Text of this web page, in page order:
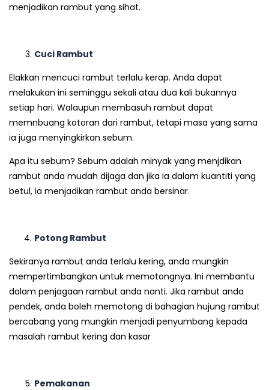
menjadikan rambut yang sihat.
Cuci Rambut
Elakkan mencuci rambut terlalu kerap. Anda dapat
melakukan ini seminggu sekali atau dua kali bukannya
setiap hari. Walaupun membasuh rambut dapat
memnbuang kotoran dari rambut, tetapi masa yang sama
ia juga menyingkirkan sebum.
Apa itu sebum? Sebum adalah minyak yang menjdikan
rambut anda mudah dijaga dan jika ia dalam kuantiti yang
betul, ia menjadikan rambut anda bersinar.
Potong Rambut
Sekiranya rambut anda terlalu kering, anda mungkin
mempertimbangkan untuk memotongnya. Ini membantu
dalam penjagaan rambut anda nanti. Jika rambut anda
pendek, anda boleh memotong di bahagian hujung rambut
bercabang yang mungkin menjadi penyumbang kepada
masalah rambut kering dan kasar
Pemakanan